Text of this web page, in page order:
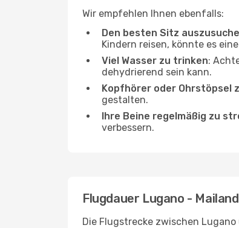
Wir empfehlen Ihnen ebenfalls:
Den besten Sitz
Kindern reisen, könnte es
Viel Wasser zu trinken:
dehydrierend sein kann.
Kopfhörer oder Ohrstöpsel
gestalten.
Ihre Beine regelmäßig zu
verbessern.
Flugdauer Lugano - Mailand
Die Flugstrecke zwischen